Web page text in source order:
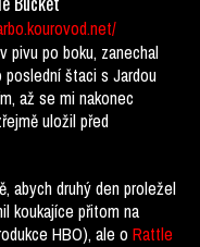
pivu po boku, zanechal
štaci s Jardou
až se mi nakonec
uložil před
abych druhý den proležel
koukajíce přitom na
HBO), ale o Rattle